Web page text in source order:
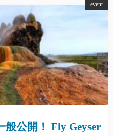
event
公開！ Fly Geyser